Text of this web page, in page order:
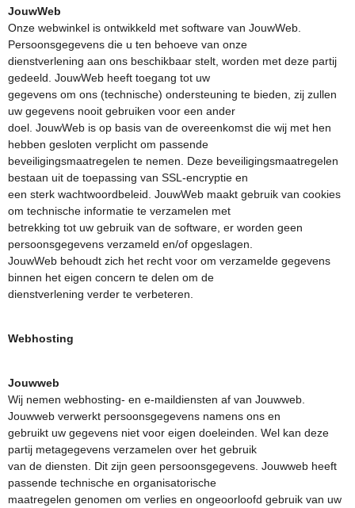
JouwWeb
Onze webwinkel is ontwikkeld met software van JouwWeb.
Persoonsgegevens die u ten behoeve van onze
dienstverlening aan ons beschikbaar stelt, worden met deze partij
gedeeld. JouwWeb heeft toegang tot uw
gegevens om ons (technische) ondersteuning te bieden, zij zullen
uw gegevens nooit gebruiken voor een ander
doel. JouwWeb is op basis van de overeenkomst die wij met hen
hebben gesloten verplicht om passende
beveiligingsmaatregelen te nemen. Deze beveiligingsmaatregelen
bestaan uit de toepassing van SSL-encryptie en
een sterk wachtwoordbeleid. JouwWeb maakt gebruik van cookies
om technische informatie te verzamelen met
betrekking tot uw gebruik van de software, er worden geen
persoonsgegevens verzameld en/of opgeslagen.
JouwWeb behoudt zich het recht voor om verzamelde gegevens
binnen het eigen concern te delen om de
dienstverlening verder te verbeteren.
Webhosting
Jouwweb
Wij nemen webhosting- en e-maildiensten af van Jouwweb.
Jouwweb verwerkt persoonsgegevens namens ons en
gebruikt uw gegevens niet voor eigen doeleinden. Wel kan deze
partij metagegevens verzamelen over het gebruik
van de diensten. Dit zijn geen persoonsgegevens. Jouwweb heeft
passende technische en organisatorische
maatregelen genomen om verlies en ongeoorloofd gebruik van uw